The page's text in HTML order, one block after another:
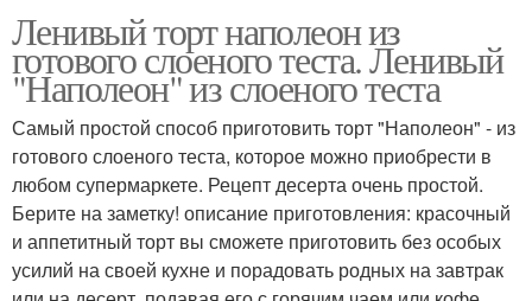
Ленивый торт наполеон из
готового слоеного теста. Ленивый
"Наполеон" из слоеного теста
Самый простой способ приготовить торт "Наполеон" - из
готового слоеного теста, которое можно приобрести в
любом супермаркете. Рецепт десерта очень простой.
Берите на заметку! описание приготовления: красочный
и аппетитный торт вы сможете приготовить без особых
усилий на своей кухне и порадовать родных на завтрак